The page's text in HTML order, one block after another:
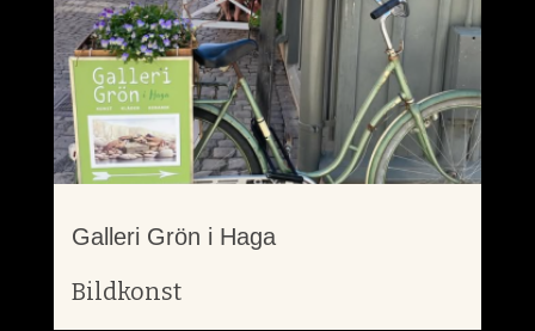
Galleri Grön i Haga
Bildkonst